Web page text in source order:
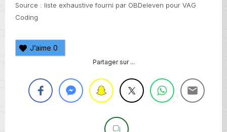
Source : liste exhaustive fourni par OBDeleven pour VAG
Coding
J’aime 0
Partager sur ...